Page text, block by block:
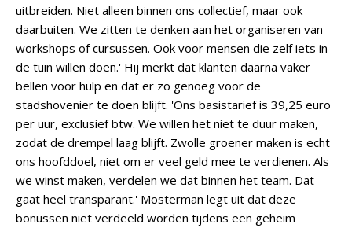
uitbreiden. Niet alleen binnen ons collectief, maar ook
daarbuiten. We zitten te denken aan het organiseren van
workshops of cursussen. Ook voor mensen die zelf iets in
de tuin willen doen.' Hij merkt dat klanten daarna vaker
bellen voor hulp en dat er zo genoeg voor de
stadshovenier te doen blijft. 'Ons basistarief is 39,25 euro
per uur, exclusief btw. We willen het niet te duur maken,
zodat de drempel laag blijft. Zwolle groener maken is echt
ons hoofddoel, niet om er veel geld mee te verdienen. Als
we winst maken, verdelen we dat binnen het team. Dat
gaat heel transparant.' Mosterman legt uit dat deze
bonussen niet verdeeld worden tijdens een geheim